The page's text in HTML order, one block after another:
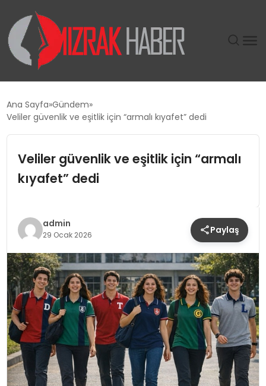
DÜNYA
EKONOMI
SPOR
TEKNOLOJI
YAŞAM
Ana Sayfa Gündem
Veliler güvenlik ve eşitlik için “armalı kıyafet” dedi
Veliler güvenlik ve eşitlik için “armalı
kıyafet” dedi
admin
29 Ocak 2026 Paylaş